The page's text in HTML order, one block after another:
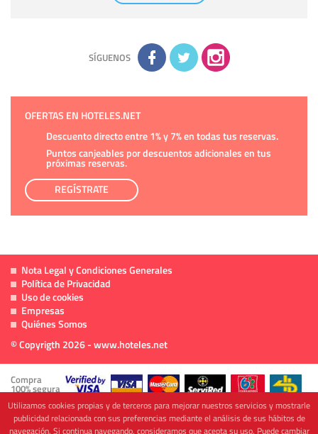
comunicarán datos a terceros.
adicional y detallada sobre cómo tratamos sus datos en la
política de privacidad
SÍGUENOS
OFERTAS EN HOTELES.NET
Descuento directo entre 1% y 7% en todas tus reservas.
Puntos canjeables por descuentos adicionales en tus
próximas reservas.
REGÍSTRATE
Nota Legal y Condiciones Generales
Política de Privacidad
Uso de cookies
Empresas
Quiénes Somos
© Copyrigth 2026 - www.hoteles.net
Compra
100% segura
Utilizamos cookies propias y de terceros para mejorar nuestros servicios y mostrarle
publicidad relacionada con sus preferencias mediante el análisis de sus hábitos de
navegación. Si continua navegando, consideramos que acepta su uso. Puede cambiar